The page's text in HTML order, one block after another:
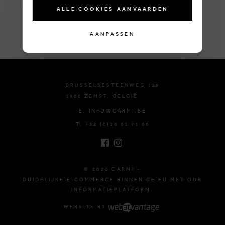
BRUSSELSESTEENWEG 129
1980 ZEMST, BELGIË
E. INFO@CARMI.BE
T. +32 (0)16 61 71 60
© 2026 CARMI -
DUIDELIJKE E-COMMERCE BINNEN DE EU MET ODR
INFORMATIEPLATFORM.
WEBSITE BY
ALLE COOKIES AANVAARDEN
AANPASSEN